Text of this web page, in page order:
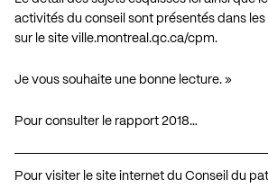
activités du conseil sont présentés dans
sur le site ville.montreal.qc.ca/cpm.
Je vous souhaite une bonne lecture. »
Pour consulter le rapport 2018…
Pour visiter le site internet du Conseil du